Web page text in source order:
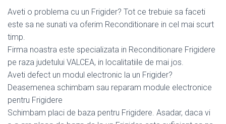
Aveti o problema cu un Frigider? Tot ce trebuie sa faceti
este sa ne sunati va oferim Reconditionare in cel mai scurt
timp.
Firma noastra este specializata in Reconditionare Frigidere
pe raza judetului VALCEA, in localitatiile de mai jos.
Aveti defect un modul electronic la un Frigider?
Deasemenea schimbam sau reparam module electronice
pentru Frigidere
Schimbam placi de baza pentru Frigidere. Asadar, daca vi